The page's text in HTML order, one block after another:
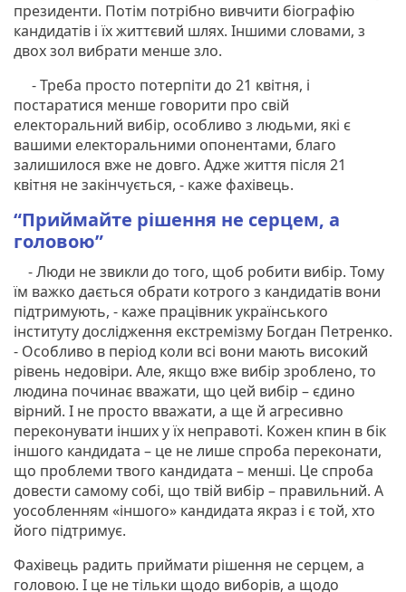
президенти. Потім потрібно вивчити біографію
кандидатів і їх життєвий шлях. Іншими словами, з
двох зол вибрати менше зло.
- Треба просто потерпіти до 21 квітня, і
постаратися менше говорити про свій
електоральний вибір, особливо з людьми, які є
вашими електоральними опонентами, благо
залишилося вже не довго. Адже життя після 21
квітня не закінчується, - каже фахівець.
“Приймайте рішення не серцем, а
головою”
- Люди не звикли до того, щоб робити вибір. Тому
їм важко дається обрати котрого з кандидатів вони
підтримують, - каже працівник українського
інституту дослідження екстремізму Богдан Петренко.
- Особливо в період коли всі вони мають високий
рівень недовіри. Але, якщо вже вибір зроблено, то
людина починає вважати, що цей вибір – єдино
вірний. І не просто вважати, а ще й агресивно
переконувати інших у їх неправоті. Кожен кпин в бік
іншого кандидата – це не лише спроба переконати,
що проблеми твого кандидата – менші. Це спроба
довести самому собі, що твій вибір – правильний. А
уособленням «іншого» кандидата якраз і є той, хто
його підтримує.
Фахівець радить приймати рішення не серцем, а
головою. І це не тільки щодо виборів, а щодо